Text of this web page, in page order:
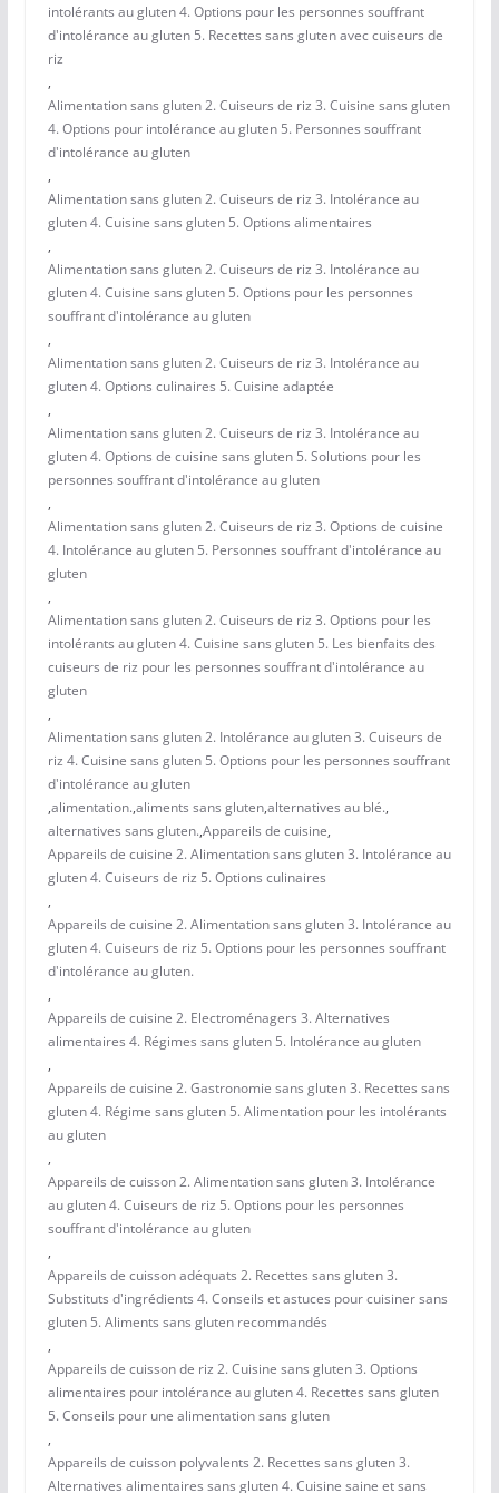
intolérants au gluten 4. Options pour les personnes souffrant
d'intolérance au gluten 5. Recettes sans gluten avec cuiseurs de
riz
,
Alimentation sans gluten 2. Cuiseurs de riz 3. Cuisine sans gluten
4. Options pour intolérance au gluten 5. Personnes souffrant
d'intolérance au gluten
,
Alimentation sans gluten 2. Cuiseurs de riz 3. Intolérance au
gluten 4. Cuisine sans gluten 5. Options alimentaires
,
Alimentation sans gluten 2. Cuiseurs de riz 3. Intolérance au
gluten 4. Cuisine sans gluten 5. Options pour les personnes
souffrant d'intolérance au gluten
,
Alimentation sans gluten 2. Cuiseurs de riz 3. Intolérance au
gluten 4. Options culinaires 5. Cuisine adaptée
,
Alimentation sans gluten 2. Cuiseurs de riz 3. Intolérance au
gluten 4. Options de cuisine sans gluten 5. Solutions pour les
personnes souffrant d'intolérance au gluten
,
Alimentation sans gluten 2. Cuiseurs de riz 3. Options de cuisine
4. Intolérance au gluten 5. Personnes souffrant d'intolérance au
gluten
,
Alimentation sans gluten 2. Cuiseurs de riz 3. Options pour les
intolérants au gluten 4. Cuisine sans gluten 5. Les bienfaits des
cuiseurs de riz pour les personnes souffrant d'intolérance au
gluten
,
Alimentation sans gluten 2. Intolérance au gluten 3. Cuiseurs de
riz 4. Cuisine sans gluten 5. Options pour les personnes souffrant
d'intolérance au gluten
,alimentation.,aliments sans gluten,alternatives au blé.,
alternatives sans gluten.,Appareils de cuisine,
Appareils de cuisine 2. Alimentation sans gluten 3. Intolérance au
gluten 4. Cuiseurs de riz 5. Options culinaires
,
Appareils de cuisine 2. Alimentation sans gluten 3. Intolérance au
gluten 4. Cuiseurs de riz 5. Options pour les personnes souffrant
d'intolérance au gluten.
,
Appareils de cuisine 2. Electroménagers 3. Alternatives
alimentaires 4. Régimes sans gluten 5. Intolérance au gluten
,
Appareils de cuisine 2. Gastronomie sans gluten 3. Recettes sans
gluten 4. Régime sans gluten 5. Alimentation pour les intolérants
au gluten
,
Appareils de cuisson 2. Alimentation sans gluten 3. Intolérance
au gluten 4. Cuiseurs de riz 5. Options pour les personnes
souffrant d'intolérance au gluten
,
Appareils de cuisson adéquats 2. Recettes sans gluten 3.
Substituts d'ingrédients 4. Conseils et astuces pour cuisiner sans
gluten 5. Aliments sans gluten recommandés
,
Appareils de cuisson de riz 2. Cuisine sans gluten 3. Options
alimentaires pour intolérance au gluten 4. Recettes sans gluten
5. Conseils pour une alimentation sans gluten
,
Appareils de cuisson polyvalents 2. Recettes sans gluten 3.
Alternatives alimentaires sans gluten 4. Cuisine saine et sans